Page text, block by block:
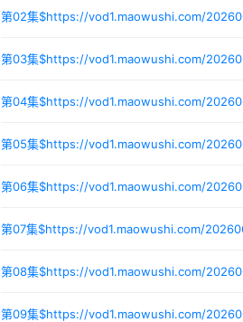
第02集$https://vod1.maowushi.com/
第03集$https://vod1.maowushi.com/
第04集$https://vod1.maowushi.com/
第05集$https://vod1.maowushi.com/
第06集$https://vod1.maowushi.com/
第07集$https://vod1.maowushi.com/
第08集$https://vod1.maowushi.com/
第09集$https://vod1.maowushi.com/